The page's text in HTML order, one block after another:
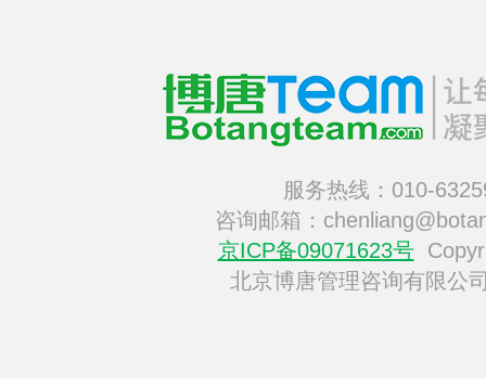
服务热线：010-
咨询邮箱：
京ICP备09071623号
北京博唐管理咨询有限公